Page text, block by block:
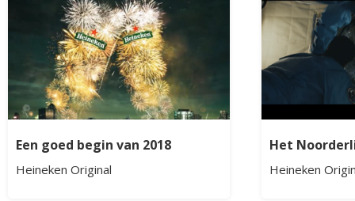
Een goed begin van 2018
Heineken Original
Het
Heineken